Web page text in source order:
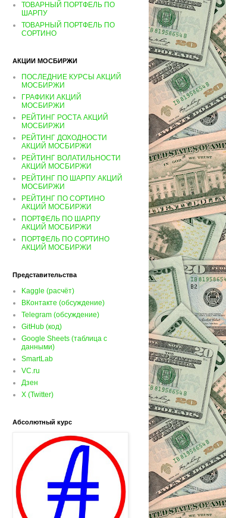
ТОВАРНЫЙ ПОРТФЕЛЬ ПО
ШАРПУ
ТОВАРНЫЙ ПОРТФЕЛЬ ПО
СОРТИНО
АКЦИИ МОСБИРЖИ
ПОСЛЕДНИЕ КУРСЫ АКЦИЙ
МОСБИРЖИ
ГРАФИКИ АКЦИЙ
МОСБИРЖИ
РЕЙТИНГ РОСТА АКЦИЙ
МОСБИРЖИ
РЕЙТИНГ ДОХОДНОСТИ
АКЦИЙ МОСБИРЖИ
РЕЙТИНГ ВОЛАТИЛЬНОСТИ
АКЦИЙ МОСБИРЖИ
РЕЙТИНГ ПО ШАРПУ АКЦИЙ
МОСБИРЖИ
РЕЙТИНГ ПО СОРТИНО
АКЦИЙ МОСБИРЖИ
ПОРТФЕЛЬ ПО ШАРПУ
АКЦИЙ МОСБИРЖИ
ПОРТФЕЛЬ ПО СОРТИНО
АКЦИЙ МОСБИРЖИ
Представительства
Kaggle (расчёт)
ВКонтакте (обсуждение)
Telegram (обсуждение)
GitHub (код)
Google Sheets (таблица с
данными)
SmartLab
VC.ru
Дзен
X (Twitter)
Абсолютный курс